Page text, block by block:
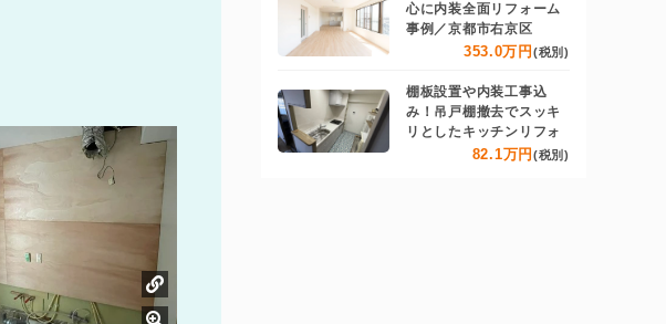
心に内装全面リフォーム
事例／京都市右京区
353.0万円 (税別)
棚板設置や内装工事込
み！吊戸棚撤去でスッキ
リとしたキッチンリフォ
82.1万円 (税別)